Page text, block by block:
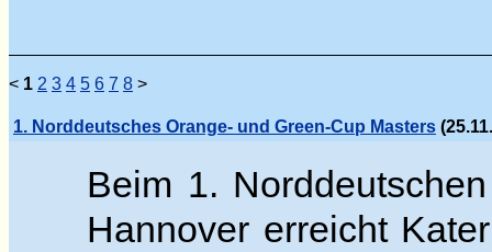
< 1 2 3 4 5 6 7 8 >
1. Norddeutsches Orange- und Green-Cup Masters
Beim 1.
Hannover erreicht